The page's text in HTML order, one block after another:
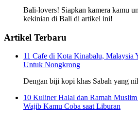
Bali-lovers! Siapkan kamera kamu
kekinian di Bali di artikel ini!
Artikel Terbaru
11 Cafe di Kota Kinabalu, Malaysia
Untuk Nongkrong
Dengan biji kopi khas Sabah yang
10 Kuliner Halal dan Ramah
Wajib Kamu Coba saat Liburan